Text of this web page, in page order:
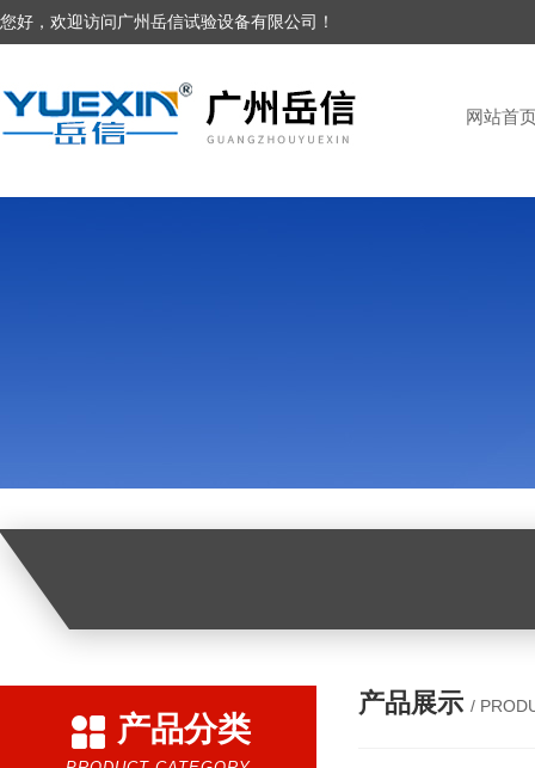
您好，欢迎访问广州岳信试验设备有限公司！
网站首
产品分类
产品展示 /